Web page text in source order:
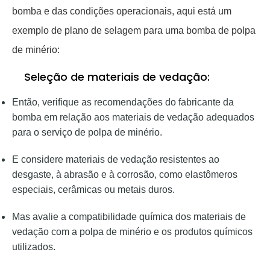
bomba e das condições operacionais, aqui está um
exemplo de plano de selagem para uma bomba de polpa
de minério:
Seleção de materiais de vedação:
Então, verifique as recomendações do fabricante da
bomba em relação aos materiais de vedação adequados
para o serviço de polpa de minério.
E considere materiais de vedação resistentes ao
desgaste, à abrasão e à corrosão, como elastômeros
especiais, cerâmicas ou metais duros.
Mas avalie a compatibilidade química dos materiais de
vedação com a polpa de minério e os produtos químicos
utilizados.